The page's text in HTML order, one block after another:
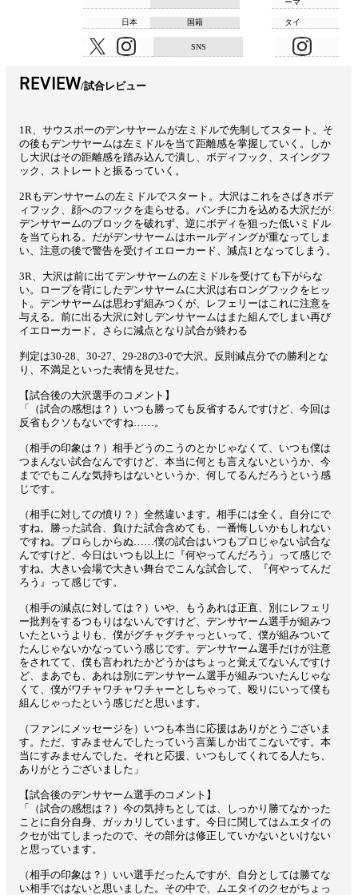
ーマ
国籍
日本 タイ
SNS
REVIEW 試合レビュー
1R、サウスポーのデンサヤームが左ミドルで先制してスタート。そ
の後もデンサヤームは左ミドルを当て距離感を掌握していく。しか
し大沢はその距離感を踏み込んで潰し、ボディフック、スイングフ
ック、ストレートと振るっていく。
2Rもデンサヤームの左ミドルでスタート。大沢はこれをさばきボデ
ィフック、顔へのフックを走らせる。パンチに力を込める大沢だが
デンサヤームのブロックを破れず、逆にボディを狙った低いミドル
を当てられる。だがデンサヤームはホールディングが重なってしま
い、注意の後で警告を受けイエローカード、減点1となってしまう。
3R、大沢は前に出てデンサヤームの左ミドルを受けても下がらな
い。ロープを背にしたデンサヤームに大沢は右ロングフックをヒッ
ト。デンサヤームは思わず組みつくが、レフェリーはこれに注意を
与える。前に出る大沢に対しデンサヤームはまた組んでしまい再び
イエローカード。さらに減点となり試合が終わる
判定は30-28、30-27、29-28の3-0で大沢。反則減点分での勝利とな
り、不満足といった表情を見せた。
【試合後の大沢選手のコメント】
「（試合の感想は？）いつも勝っても反省するんですけど、今回は
反省もクソもないですね……。
（相手の印象は？）相手どうのこうのとかじゃなくて、いつも僕は
つまんない試合なんですけど、本当に何とも言えないというか、今
まででもこんな気持ちはないというか、何してるんだろうという感
じです。
（相手に対しての憤り？）全然違います。相手には全く。自分にで
すね。勝った試合、負けた試合含めても、一番悔しいかもしれない
ですね。プロらしからぬ……僕の試合はいつもプロじゃない試合な
んですけど、今日はいつも以上に『何やってんだろう』って感じで
すね。大きい会場で大きい舞台でこんな試合して、『何やってんだ
ろう』って感じです。
（相手の減点に対しては？）いや、もうあれは正直、別にレフェリ
ー批判をするつもりはないんですけど、デンサヤーム選手が組みつ
いたというよりも、僕がグチャグチャっといって、僕が組みついて
たんじゃないかなっていう感じです。デンサヤーム選手だけが注意
をされてて、僕も言われたかどうかはちょっと覚えてないんですけ
ど、まあでも、あれは別にデンサヤーム選手が組みついたんじゃな
くて、僕がワチャワチャワチャーとしちゃって、殴りにいって僕も
組んじゃったという感じだと思います。
（ファンにメッセージを）いつも本当に応援はありがとうございま
す。ただ、すみませんでしたっていう言葉しか出てこないです。本
当にすみませんでした。それと応援、いつもしてくれてる人たち、
ありがとうございました」
【試合後のデンサヤーム選手のコメント】
「（試合の感想は？）今の気持ちとしては、しっかり勝てなかった
ことに自分自身、ガッカリしています。今日に関してはムエタイの
クセが出てしまったので、その部分は修正していかないといけない
と思っています。
（相手の印象は？）いい選手だったんですが、自分としては勝てな
い相手ではないと思いました。その中で、ムエタイのクセがちょっ